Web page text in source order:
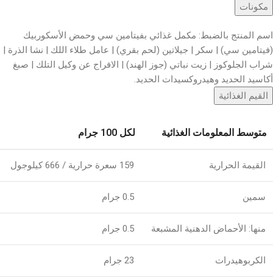
مكونات
اسم المنتج بالضبط: مكمل غذائي بفيتامين سي وحمض الأسكوربيك
(فيتامين سي) | سكر | جيلاتين (لحم بقري) | عامل طلاء اللك | نشا الذرة |
شراب الجلوكوز | زيت نباتي (جوز الهند) | الافراج عن وكيل التلك | صبغ
أكاسيد الحديد وهيدروكسيدات الحديد.
القيم الغذائية
متوسط ​​المعلومات الغذائية لكل 100 جرام
القيمة الحرارية 159 سعرة حرارية / 666 كيلوجول
سمين 0.5 جرام
منها: الأحماض الدهنية المشبعة 0.5 جرام
الكربوهيدرات 23 جرام